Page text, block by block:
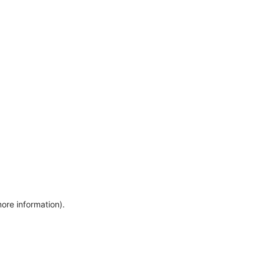
information).